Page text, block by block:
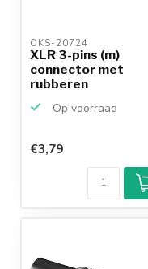
OKS-20724
XLR 3-pins (m)
connector met
rubberen
Op voorraad
€3,79